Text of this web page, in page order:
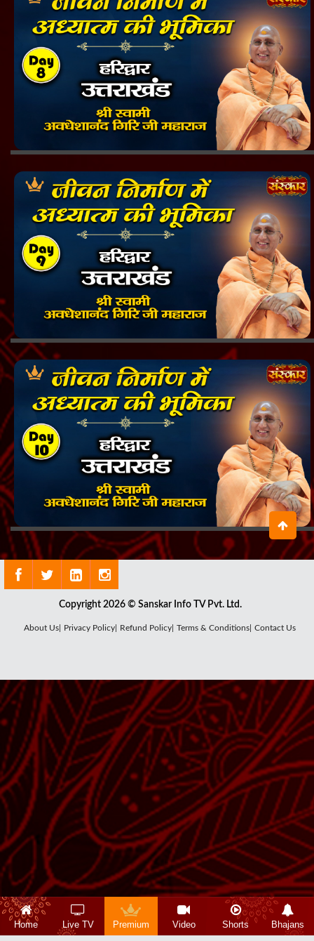
Copyright 2026 © Sanskar Info TV Pvt. Ltd.
About Us| Privacy Policy| Refund Policy| Terms & Conditions| Contact Us
Home Live TV Premium Video Shorts Bhajans